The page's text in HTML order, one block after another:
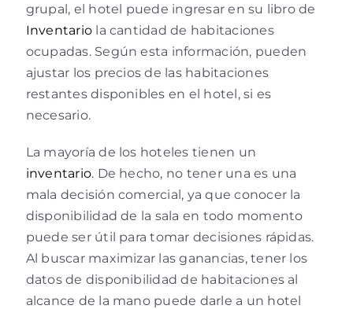
grupal, el hotel puede ingresar en su libro de
Inventario la cantidad de habitaciones
ocupadas. Según esta información, pueden
ajustar los precios de las habitaciones
restantes disponibles en el hotel, si es
necesario.
La mayoría de los hoteles tienen un
inventario. De hecho, no tener una es una
mala decisión comercial, ya que conocer la
disponibilidad de la sala en todo momento
puede ser útil para tomar decisiones rápidas.
Al buscar maximizar las ganancias, tener los
datos de disponibilidad de habitaciones al
alcance de la mano puede darle a un hotel